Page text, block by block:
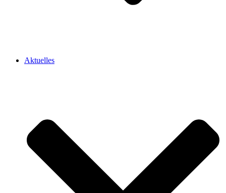
Aktuelles